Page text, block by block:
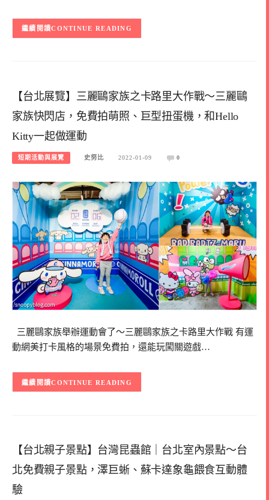
CONTINUE READING
【台北展覽】三麗鷗家族之卡路里大作戰～三麗鷗
家族快閃店，免費拍萌照、巨型扭蛋機，和Hello
Kitty一起做運動
短期活動與展覽 史努比 2022-01-09 0
三麗鷗家族舉辦運動會了～三麗鷗家族之卡路里大作戰 有運
動網美打卡風格的場景免費拍，還能玩闖關遊戲…
CONTINUE READING
【台北親子景點】台灣昆蟲館｜台北室內景點～台
北免費親子景點，澤巨蜥、蘇卡達象龜餵食互動體
驗